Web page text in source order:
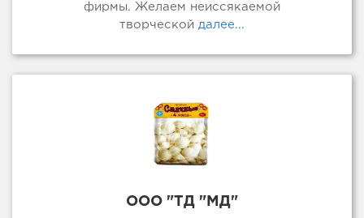
фирмы. Желаем неиссякаемой
творческой далее...
ООО "ТД "МД"